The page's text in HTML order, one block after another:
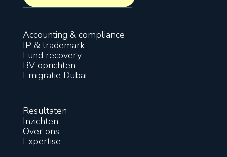
Accounting & compliance
IP & trademark
Fund recovery
BV oprichten
Emigratie Dubai
Resultaten
Inzichten
Over ons
Expertise